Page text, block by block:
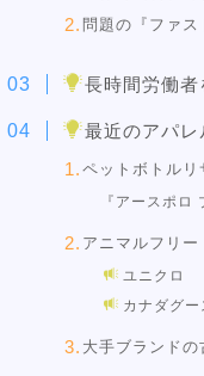
問題の『ファ
長時間労働者
最近のアパ
ペットボトルリ
『アースポロ
アニマルフリー
ユニクロ
カナダグー
大手ブランドの